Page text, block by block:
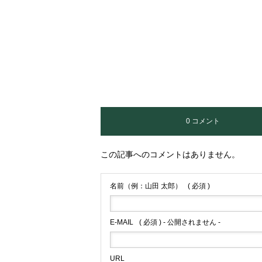
0 コメント
この記事へのコメントはありません。
名前（例：山田 太郎） ( 必須 )
E-MAIL ( 必須 ) - 公開されません -
URL